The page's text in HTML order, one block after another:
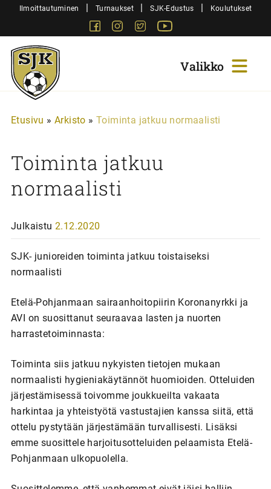
SiirryIlmoittautuminen | Turnaukset | SJK-Edustus | Koulutukset
FacebookInstagram
Twitter
Sjk-
Juniorit
Etusivu » Arkisto » Toiminta jatkuu normaalisti
Toiminta jatkuu
normaalisti
Julkaistu 2.12.2020
SJK- junioreiden toiminta jatkuu toistaiseksi
normaalisti
Etelä-Pohjanmaan sairaanhoitopiirin Koronanyrkki ja
AVI on suosittanut seuraavaa lasten ja nuorten
harrastetoiminnasta:
Toiminta siis jatkuu nykyisten tietojen mukaan
normaalisti hygieniakäytännöt huomioiden. Otteluiden
järjestämisessä toivomme joukkueilta vakaata
harkintaa ja yhteistyötä vastustajien kanssa siitä, että
ottelu pystytään järjestämään turvallisesti. Lisäksi
emme suosittele harjoitusotteluiden pelaamista Etelä-
Pohjanmaan ulkopuolella.